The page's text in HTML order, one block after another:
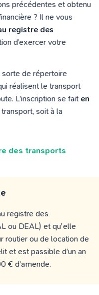
précédentes et obtenu
? Il ne vous
registre des
d’exercer votre
de répertoire
réalisent le transport
L’inscription se fait en
soit à la
des transports
registre des
ou DEAL) et qu'elle
routier ou de location de
et est passible d’un an
€ d’amende.